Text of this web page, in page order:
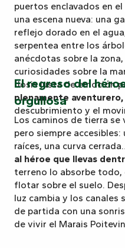
puertos enclavados en
una escena nueva: una
reflejo dorado en el
serpentea entre los
anécdotas sobre la
curiosidades sobre la
dosis justa de emoción
plenamente aventurero,
descubrimiento y el
El regreso del
orgullosa
Los caminos de tierra se
pero siempre accesibles:
raíces, una curva
al héroe que llevas
terreno lo absorbe
flotar sobre el suelo.
luz cambia y los canales
de partida con una
de vivir el Marais